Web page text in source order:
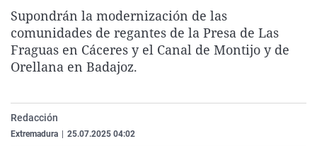
La rosa de los vientos
Gente viajera
Como el perro y el
Caso
Retornados
Equipo de
Extremadura
Galicia
Virales
Televisión
Elecciones
Supondrán la modernización de las
comunidades de regantes de la Presa de Las
Fraguas en Cáceres y el Canal de Montijo y de
Orellana en Badajoz.
Redacción
Extremadura 25.07.2025 04:02